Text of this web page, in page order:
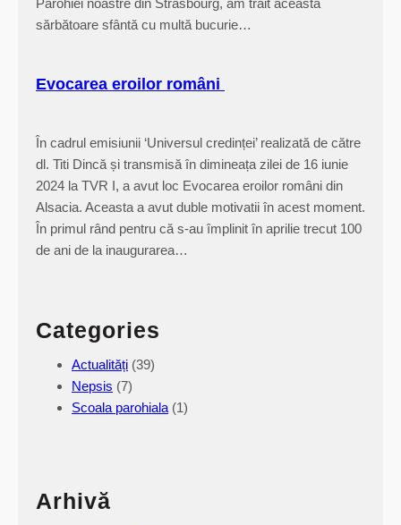
S
f
t
D
h
s
l
i
i
Parohiei noastre din Strasbourg, am trăit această
sărbătoare sfântă cu multă bucurie…
Evocarea eroilor români
În cadrul emisiunii ‘Universul credinței’ realizată de către
dl. Titi Dincă și transmisă în dimineața zilei de 16 iunie
2024 la TVR I, a avut loc Evocarea eroilor români din
Alsacia. Aceasta a avut duble motivatii în acest moment.
În primul rând pentru că s-au împlinit în aprilie trecut 100
de ani de la inaugurarea…
Categories
Actualități (39)
Nepsis (7)
Scoala parohiala (1)
Arhivă